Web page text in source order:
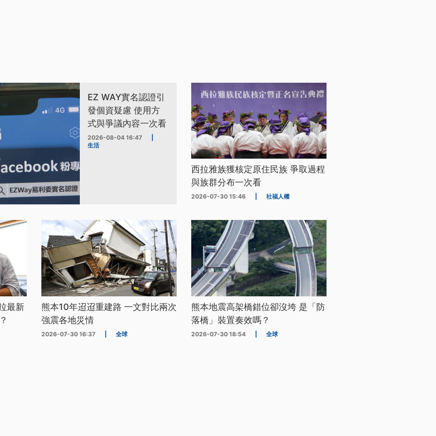
EZ WAY實名認證引
發個資疑慮 使用方
式與爭議內容一次看
2026-08-04 16:47
生活
西拉雅族獲核定原住民族 爭取過程
與族群分布一次看
2026-07-30 15:46 社福人權
最新
熊本10年迢迢重建路 一文對比兩次
強震各地災情
2026-07-30 16:37 全球
熊本地震高架橋錯位卻沒垮 是「防
落橋」裝置奏效嗎？
2026-07-30 18:54 全球